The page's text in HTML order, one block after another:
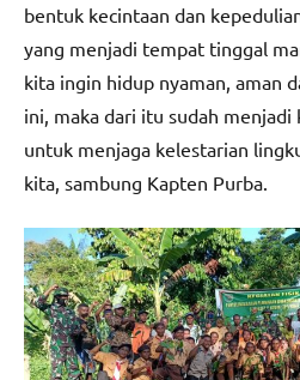
bentuk kecintaan dan
yang menjadi tempat tinggal
kita ingin hidup nyaman, aman
ini, maka dari itu sudah
untuk menjaga kelestarian
kita, sambung Kapten Purba.